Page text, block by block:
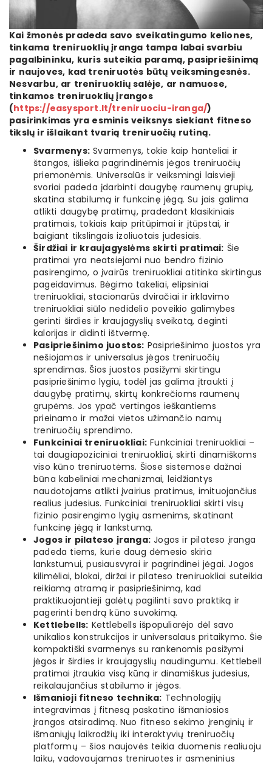
Kai žmonės pradeda savo sveikatingumo keliones,
tinkama treniruoklių įranga tampa labai svarbiu
pagalbininku, kuris suteikia paramą, pasipriešinimą
ir naujoves, kad treniruotės būtų veiksmingesnės.
Nesvarbu, ar treniruoklių salėje, ar namuose,
tinkamos treniruoklių įrangos
(https://easysport.lt/treniruociu-iranga/)
pasirinkimas yra esminis veiksnys siekiant fitneso
tikslų ir išlaikant tvarią treniruočių rutiną.
Svarmenys: Svarmenys, tokie kaip hanteliai ir
štangos, išlieka pagrindinėmis jėgos treniruočių
priemonėmis. Universalūs ir veiksmingi laisvieji
svoriai padeda įdarbinti daugybę raumenų grupių,
skatina stabilumą ir funkcinę jėgą. Su jais galima
atlikti daugybę pratimų, pradedant klasikiniais
pratimais, tokiais kaip pritūpimai ir įtūpstai, ir
baigiant tikslingais izoliuotais judesiais.
Širdžiai ir kraujagyslėms skirti pratimai: Šie
pratimai yra neatsiejami nuo bendro fizinio
pasirengimo, o įvairūs treniruokliai atitinka skirtingus
pageidavimus. Bėgimo takeliai, elipsiniai
treniruokliai, stacionarūs dviračiai ir irklavimo
treniruokliai siūlo nedidelio poveikio galimybes
gerinti širdies ir kraujagyslių sveikatą, deginti
kalorijas ir didinti ištvermę.
Pasipriešinimo juostos: Pasipriešinimo juostos yra
nešiojamas ir universalus jėgos treniruočių
sprendimas. Šios juostos pasižymi skirtingu
pasipriešinimo lygiu, todėl jas galima įtraukti į
daugybę pratimų, skirtų konkrečioms raumenų
grupėms. Jos ypač vertingos ieškantiems
prieinamo ir mažai vietos užimančio namų
treniruočių sprendimo.
Funkciniai treniruokliai: Funkciniai treniruokliai –
tai daugiapoziciniai treniruokliai, skirti dinamiškoms
viso kūno treniruotėms. Šiose sistemose dažnai
būna kabeliniai mechanizmai, leidžiantys
naudotojams atlikti įvairius pratimus, imituojančius
realius judesius. Funkciniai treniruokliai skirti visų
fizinio pasirengimo lygių asmenims, skatinant
funkcinę jėgą ir lankstumą.
Jogos ir pilateso įranga: Jogos ir pilateso įranga
padeda tiems, kurie daug dėmesio skiria
lankstumui, pusiausvyrai ir pagrindinei jėgai. Jogos
kilimėliai, blokai, diržai ir pilateso treniruokliai suteikia
reikiamą atramą ir pasipriešinimą, kad
praktikuojantieji galėtų pagilinti savo praktiką ir
pagerinti bendrą kūno suvokimą.
Kettlebells: Kettlebells išpopuliarėjo dėl savo
unikalios konstrukcijos ir universalaus pritaikymo. Šie
kompaktiški svarmenys su rankenomis pasižymi
jėgos ir širdies ir kraujagyslių naudingumu. Kettlebell
pratimai įtraukia visą kūną ir dinamiškus judesius,
reikalaujančius stabilumo ir jėgos.
Išmanioji fitneso technika: Technologijų
integravimas į fitnesą paskatino išmaniosios
įrangos atsiradimą. Nuo fitneso sekimo įrenginių ir
išmaniųjų laikrodžių iki interaktyvių treniruočių
platformų – šios naujovės teikia duomenis realiuoju
laiku, vadovaujamas treniruotes ir asmeninius